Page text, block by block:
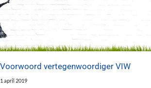
Voorwoord vertegenwoordiger VIW
1 april 2019